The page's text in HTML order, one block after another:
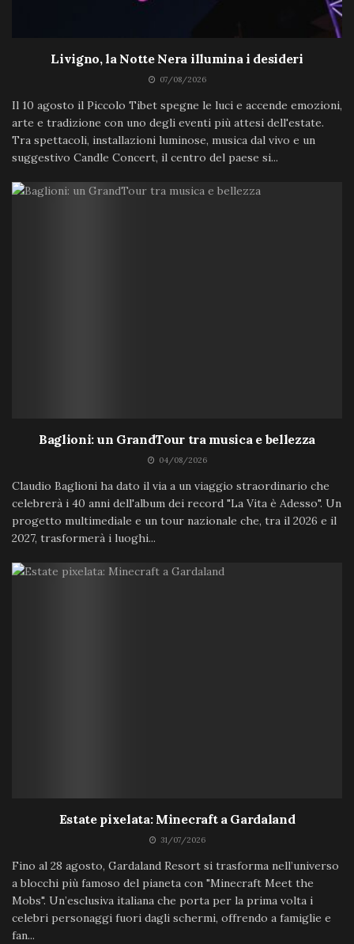
Livigno, la Notte Nera illumina i desideri
07/08/2026
Il 10 agosto il Piccolo Tibet spegne le luci e accende emozioni,
arte e tradizione con uno degli eventi più attesi dell'estate.
Tra spettacoli, installazioni luminose, musica dal vivo e un
suggestivo Candle Concert, il centro del paese si...
Baglioni: un GrandTour tra musica e bellezza
04/08/2026
Claudio Baglioni ha dato il via a un viaggio straordinario che
celebrerà i 40 anni dell'album dei record "La Vita è Adesso". Un
progetto multimediale e un tour nazionale che, tra il 2026 e il
2027, trasformerà i luoghi...
Estate pixelata: Minecraft a Gardaland
31/07/2026
Fino al 28 agosto, Gardaland Resort si trasforma nell’universo
a blocchi più famoso del pianeta con "Minecraft Meet the
Mobs". Un’esclusiva italiana che porta per la prima volta i
celebri personaggi fuori dagli schermi, offrendo a famiglie e
fan...